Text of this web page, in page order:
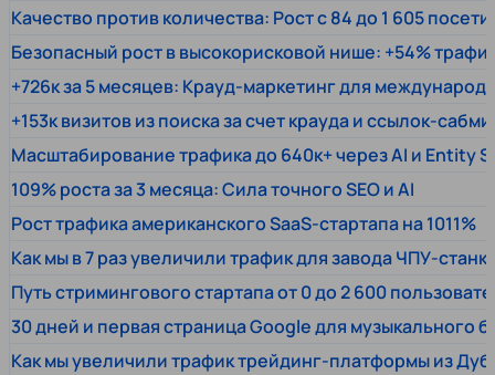
Качество против количества: Рост с 84 до 1 605
Безопасный рост в высокорисковой нише: +54%
+726к за 5 месяцев: Крауд-маркетинг для
+153к визитов из поиска за счет крауда и ссылок-
Масштабирование трафика до 640к+ через AI и Entity
109% роста за 3 месяца: Сила точного SEO и AI
Рост трафика американского SaaS-стартапа на 1011%
Как мы в 7 раз увеличили трафик для завода ЧПУ-
Путь стримингового стартапа от 0 до 2 600
30 дней и первая страница Google для музыкального
Как мы увеличили трафик трейдинг-платформы из